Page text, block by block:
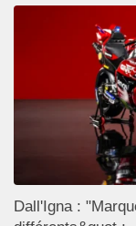
Dall'Igna :